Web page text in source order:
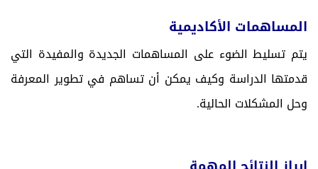
المساهمات الأكاديمية
يتم تسليط الضوء على المساهمات الجديدة والمفيدة التي
قدمتها الدراسة وكيف يمكن أن تساهم في تطوير المعرفة
وحل المشكلات الحالية.